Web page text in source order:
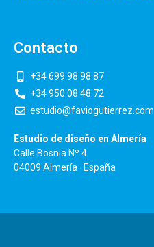
Contacto
+34 699 98 98 87
+34 950 08 48 72
estudio@faviogutierrez.com
Estudio de diseño en Almería
Calle Bosnia Nº 4
04009 Almería · España